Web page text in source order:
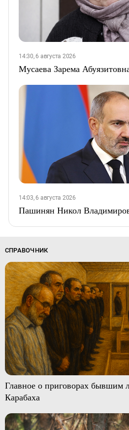
14:30, 6 августа 2026
Мусаева Зарема
14:03, 6 августа 2026
Пашинян Никол
СПРАВОЧНИК
Главное о приговорах бывшим
Карабаха